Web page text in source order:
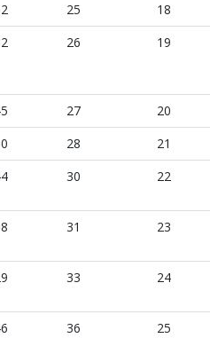
25
18
26 19
27
20
28
21
30 22
31 23
33 24
36 25